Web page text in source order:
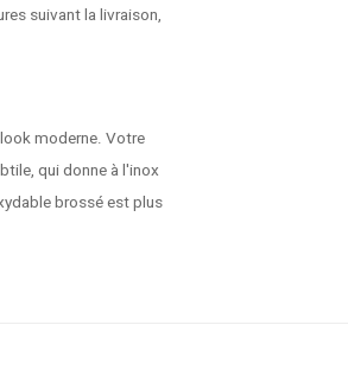
suivant la livraison,
moderne. Votre
qui donne à l'inox
brossé est plus